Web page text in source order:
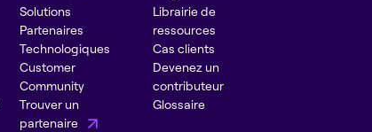
Solutions
Partenaires
Technologiques
Customer
Community
Trouver un
partenaire
Librairie de
ressources
Cas clients
Devenez un
contributeur
Glossaire